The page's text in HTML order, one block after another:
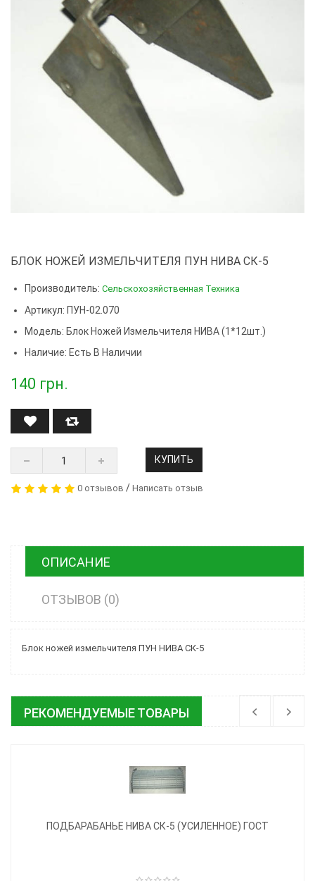
БЛОК НОЖЕЙ ИЗМЕЛЬЧИТЕЛЯ ПУН НИВА СК-5
Производитель: Сельскохозяйственная Техника
Артикул: ПУН-02.070
Модель: Блок Ножей Измельчителя НИВА (1*12шт.)
Наличие: Есть В Наличии
140 грн.
КУПИТЬ
0 отзывов / Написать отзыв
ОПИСАНИЕ
ОТЗЫВОВ (0)
Блок ножей измельчителя ПУН НИВА СК-5
РЕКОМЕНДУЕМЫЕ ТОВАРЫ
ПОДБАРАБАНЬЕ НИВА СК-5 (УСИЛЕННОЕ) ГОСТ